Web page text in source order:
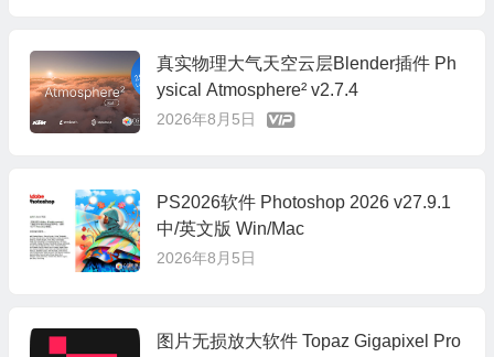
真实物理大气天空云层Blender插件 Ph
ysical Atmosphere² v2.7.4
2026年8月5日
PS2026软件 Photoshop 2026 v27.9.1
中/英文版 Win/Mac
2026年8月5日
图片无损放大软件 Topaz Gigapixel Pro